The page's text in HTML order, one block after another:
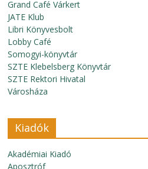
Grand Café Várkert
JATE Klub
Libri Könyvesbolt
Lobby Café
Somogyi-könyvtár
SZTE Klebelsberg Könyvtár
SZTE Rektori Hivatal
Városháza
Kiadók
Akadémiai Kiadó
Aposztróf